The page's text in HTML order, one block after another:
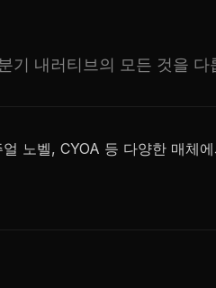
기 내러티브의 모든 것을 다
노벨, CYOA 등 다양한 매체